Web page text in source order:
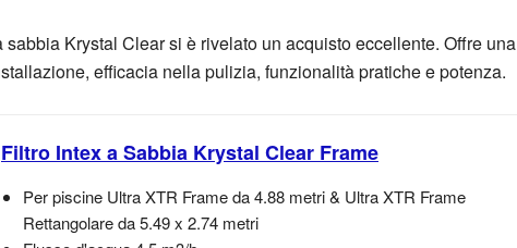
Krystal Clear si è rivelato un acquisto eccellente. Offre una
efficacia nella pulizia, funzionalità pratiche e potenza.
Filtro Intex a Sabbia Krystal Clear Frame
Per piscine Ultra XTR Frame da 4.88 metri & Ultra XTR Frame
Rettangolare da 5.49 x 2.74 metri